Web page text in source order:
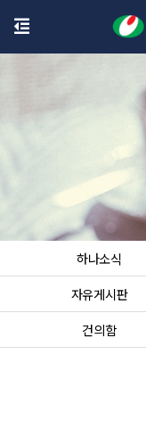
하나소식
자유게시판
건의함